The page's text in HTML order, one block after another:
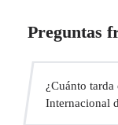
Preguntas
¿Cuánto
Internacional